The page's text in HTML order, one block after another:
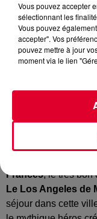
Ce soir, les
avec une
France5, le très bon
Le Los Angeles de
séjour dans cette
Vous pouvez accepter
sélectionnant les
Vous pouvez
accepter". Vos
pouvez mettre à jour
moment via le lien